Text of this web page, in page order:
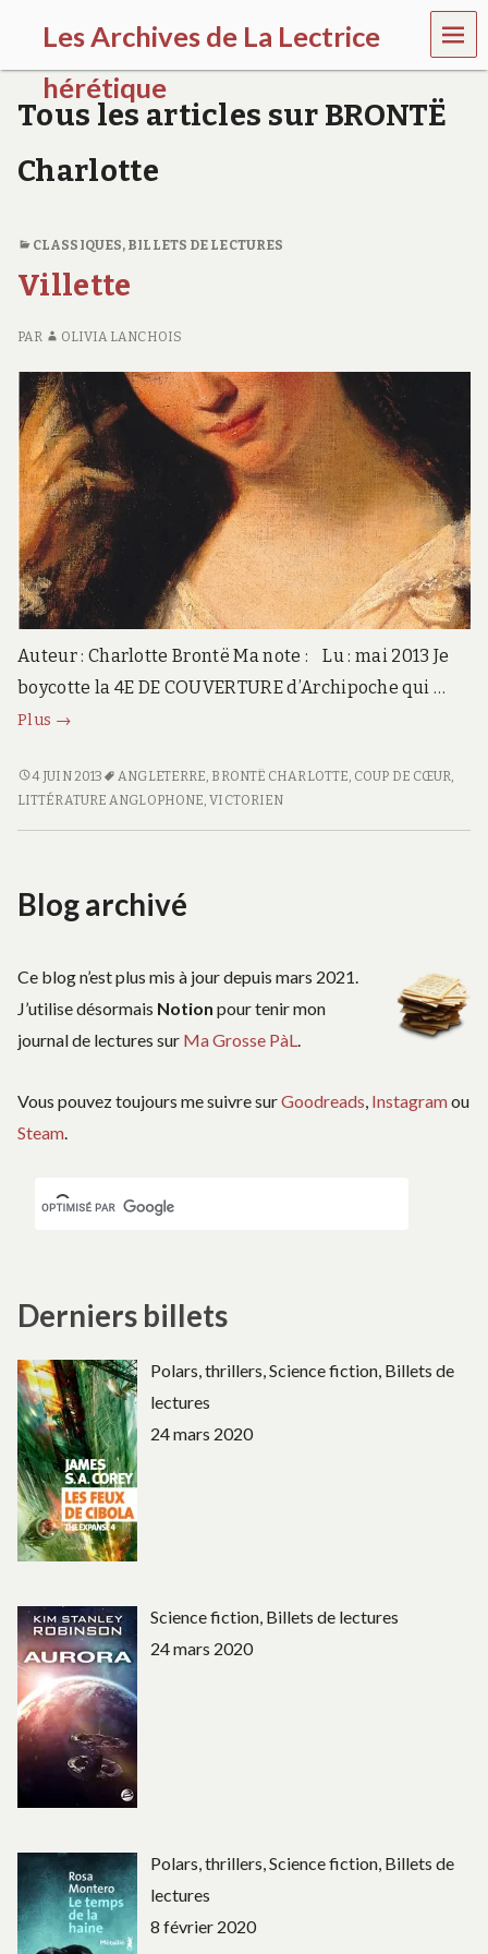
Les Archives de La Lectrice
hérétique
(
0
-
2
0
2
)
MEN
U
Tous les articles sur BRONTË
Charlotte
CLASSIQUES, BILLETS DE LECTURES
Villette
PAR OLIVIA LANCHOIS
Auteur : Charlotte Brontë Ma note : Lu : mai 2013 Je
boycotte la 4E DE COUVERTURE d’Archipoche qui …
Plus Villette
→
VILLETTE
4 JUIN 2013 ANGLETERRE BRONTË CHARLOTTE COUP DE CŒUR
LITTÉRATURE ANGLOPHONE ,VICTORIEN
Blog archivé
Ce blog n’est plus mis à jour depuis mars 2021.
J’utilise désormais Notion pour tenir mon
journal de lectures sur Ma Grosse PàL.
Vous pouvez toujours me suivre surGoodreads, Instagramou
Steam.
Derniers billets
Polars, thrillers, Science fiction, Billets de
lectures
24 mars 2020
Science fiction, Billets de lectures
24 mars 2020
Polars, thrillers, Science fiction, Billets de
lectures
8 février 2020